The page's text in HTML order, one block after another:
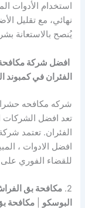
استخدام الأدوات
نهائي، مع تقليل
يُنصح بالاستعانة
افضل شركة
الفئران في كمبوند
شركه مكافحه
تعد افضل الشركات
الفئران. تعتمد
افضل الادوات ،
للقضاء الفوري
2. مكافحة بق
البوسكو |مكافحة